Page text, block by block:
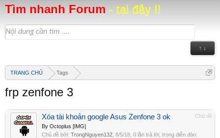
Tìm nhanh Forum - tại đây !!
↑ ↓
TRANG CHỦ Tags
frp zenfone 3
Chủ đề
Xóa tài khoản google Asus Zenfone 3 ok
By Octoplus [IMG]
Chủ đề bởi: TrongNguyen132 8/5/18 , 0 lần trả lời, trong diễn đàn: